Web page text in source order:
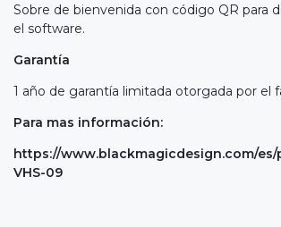
Sobre de bienvenida con código QR para
el software.
Garantía
1 año de garantía limitada otorgada por el
Para mas información:
https://www.blackmagicdesign.com/
VHS-09